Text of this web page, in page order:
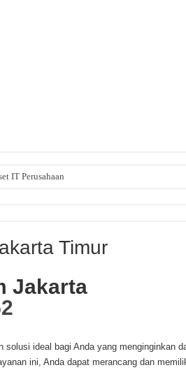
IT Perusahaan
Timur
Jakarta
solusi ideal bagi Anda yang menginginkan
ini, Anda dapat merancang dan